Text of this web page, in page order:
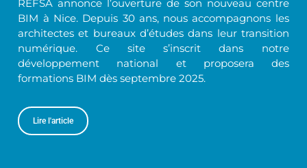
REFSA annonce l’ouverture de son nouveau centre
BIM à Nice. Depuis 30 ans, nous accompagnons les
architectes et bureaux d’études dans leur transition
numérique. Ce site s’inscrit dans notre
développement national et proposera des
formations BIM dès septembre 2025.
Lire l'article